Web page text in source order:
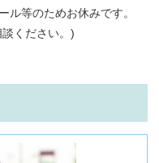
等のためお休みです。
ください。)